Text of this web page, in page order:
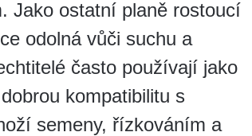
Jako ostatní planě rostoucí
odolná vůči suchu a
často používají jako
kompatibilitu s
semeny, řízkováním a